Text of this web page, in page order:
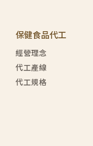
保健食品代工
經營理念
代工產線
代工規格